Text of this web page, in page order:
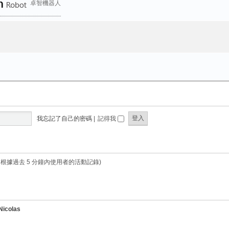
卓智機器人
我忘記了自己的密碼 | 記得我
據過去 5 分鐘內使用者的活動記錄)